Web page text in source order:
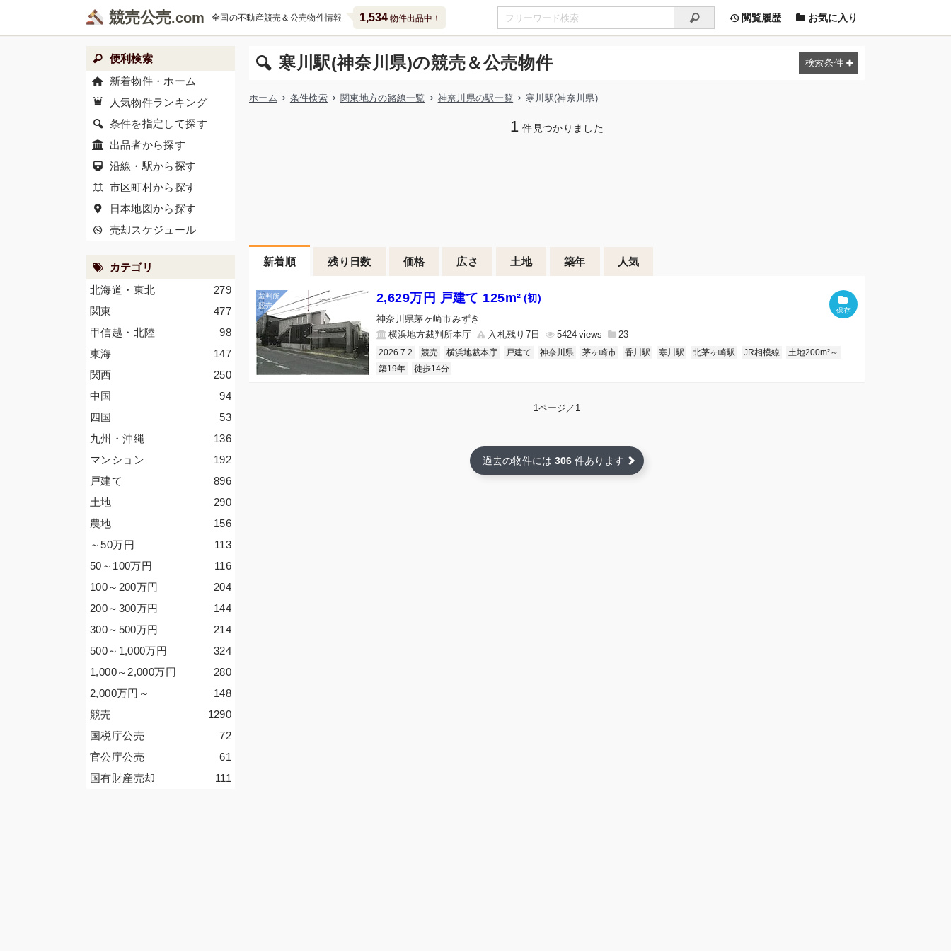
競売公売 全国の不動産競売＆公売物件情報 1,534物件出品中！ 閲覧履歴 お気に入り
寒川駅(神奈川県)の競売＆公売物件
ホーム 条件検索 関東地方の路線一覧 神奈川県の駅一覧 寒川駅(神奈川県)
1 件見つかりました
新着順 残り日数 価格 広さ 土地 築年 人気
2,629万円 戸建て 125m² (初)
神奈川県茅ヶ崎市みずき
横浜地方裁判所本庁
入札残り7日 5424 23
2026.7.2 競売 横浜地裁本庁 戸建て 神奈川県 茅ヶ崎市 香川駅 寒川駅 北茅ヶ崎駅 JR相模線
土地200m²～
築19年
徒歩14分
1ページ／1
過去の物件には 306 件あります
便利検索
新着物件・ホーム
人気物件ランキング
条件を指定して探す
出品者から探す
沿線・駅から探す
市区町村から探す
日本地図から探す
売却スケジュール
カテゴリ
279
北海道・東北
477
関東
98
甲信越・北陸
147
東海
250
関西
94
中国
53
四国
136
九州・沖縄
192
マンション
896
戸建て
290
土地
156
農地
113
～50万円
116
50～100万円
204
100～200万円
144
200～300万円
214
300～500万円
324
500～1,000万円
280
1,000～2,000万円
148
2,000万円 ～
1290
競売
72
国税庁公売
61
官公庁公売
111
国有財産売却